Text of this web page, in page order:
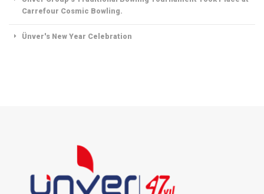
Carrefour Cosmic Bowling.
Ünver's New Year Celebration